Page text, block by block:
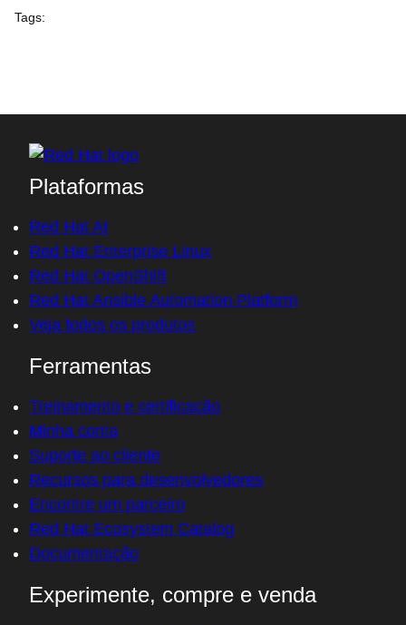
Tags:
Plataformas
Red Hat AI
Red Hat Enterprise Linux
Red Hat OpenShift
Red Hat Ansible Automation Platform
Veja todos os produtos
Ferramentas
Treinamento e certificação
Minha conta
Suporte ao cliente
Recursos para desenvolvedores
Encontre um parceiro
Red Hat Ecosystem Catalog
Documentação
Experimente, compre e venda